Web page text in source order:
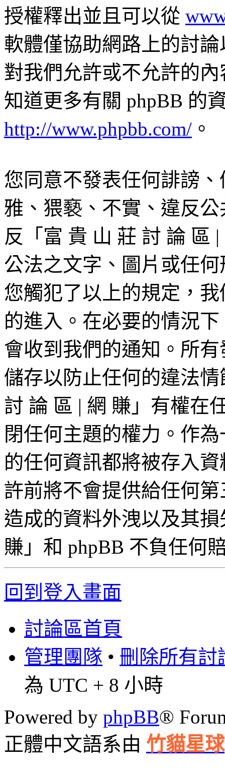
授權釋出並且可以從
軟體僅協助網路上的討
對我們允許或不允許的
知道更多有關 phpBB 的
http://www.phpbb.com/ 。
您同意不發表任何誹謗
雅、猥褻、不實、違反
反「富 貴 山 莊 討 論 區
公法之文字、圖片或任
您觸犯了以上的規定，
的進入。在必要的情況
會收到我們的通知。所
儲存以防止任何的違法
討 論 區 | 網 賺」有權在
閉任何主題的權力。作
的任何資訊都將被存入
許前將不會提供給任何
造成的資料外洩以及其
賺」和 phpBB 不負任何
回到登入畫面
討論區首頁
管理團隊 • 刪除所有討
為 UTC + 8 小時
Powered by phpBB®
正體中文語系由 竹貓星球